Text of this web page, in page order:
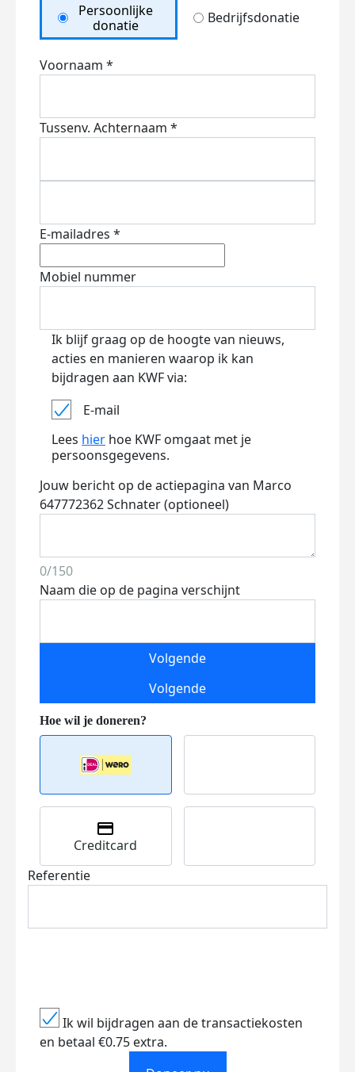
Persoonlijke
donatie
Bedrijfsdonatie
Voornaam *
Tussenv. Achternaam *
E-mailadres *
Mobiel nummer
Ik blijf graag op de hoogte van nieuws,
acties en manieren waarop ik kan
bijdragen aan KWF via:
E-mail
Lees hier hoe KWF omgaat met je
persoonsgegevens.
Jouw bericht op de actiepagina van Marco
647772362 Schnater (optioneel)
0/150
Naam die op de pagina verschijnt
Volgende
Volgende
Creditcard
Referentie
Ik wil bijdragen aan de transactiekosten
en betaal €0.75 extra.